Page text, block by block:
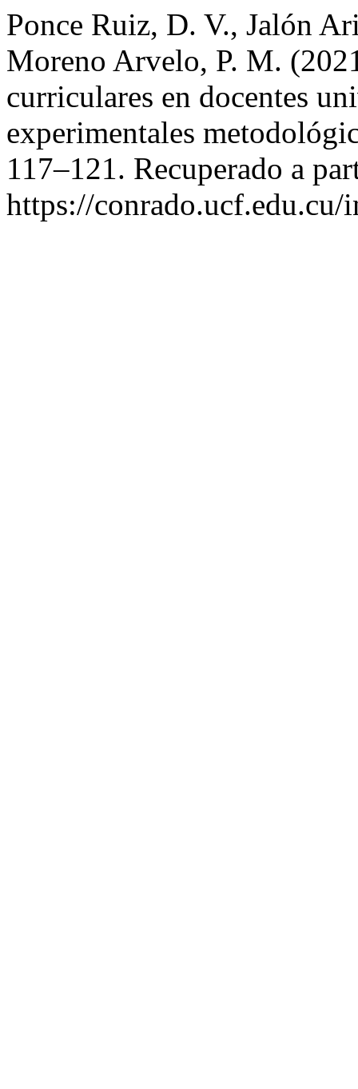
Ponce Ruiz, D. V., Jalón
Moreno Arvelo, P. M.
curriculares en docentes
experimentales
117–121. Recuperado a
https://